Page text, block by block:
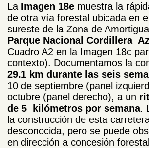
La Imagen 18e muestra la
de otra vía forestal ubicada en
sureste de la Zona de
Parque Nacional Cordillera
Cuadro A2 en la Imagen 18c
contexto). Documentamos la
29.1 km durante las seis
10 de septiembre (panel
octubre (panel derecho), a un
de 5 kilómetros por semana.
la construcción de esta
desconocida, pero se puede
en dirección a concesión